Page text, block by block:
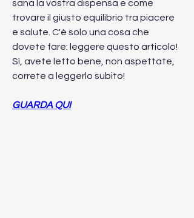
sana la vostra dispensa e come
trovare il giusto equilibrio tra piacere
e salute. C'è solo una cosa che
dovete fare: leggere questo articolo!
Sì, avete letto bene, non aspettate,
correte a leggerlo subito!
GUARDA QUI